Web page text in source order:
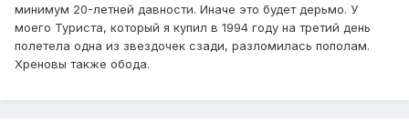
минимум 20-летней давности. Иначе это будет дерьмо. У
моего Туриста, который я купил в 1994 году на третий день
полетела одна из звездочек сзади, разломилась пополам.
Хреновы также обода.